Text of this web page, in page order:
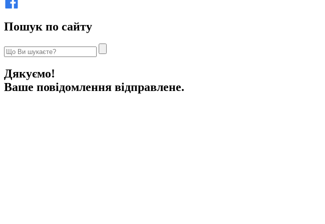
Пошук по сайту
Дякуємо!
Ваше повідомлення відправлене.